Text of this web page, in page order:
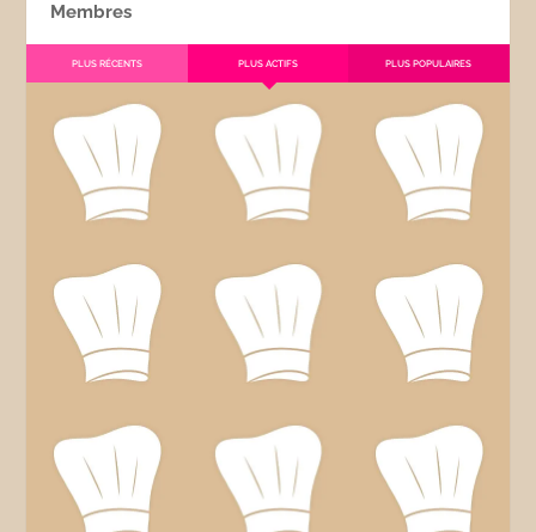
Membres
PLUS RÉCENTS PLUS ACTIFS PLUS POPULAIRES